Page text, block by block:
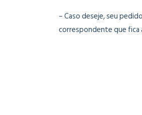
– Caso deseje, seu
correspondente que fica